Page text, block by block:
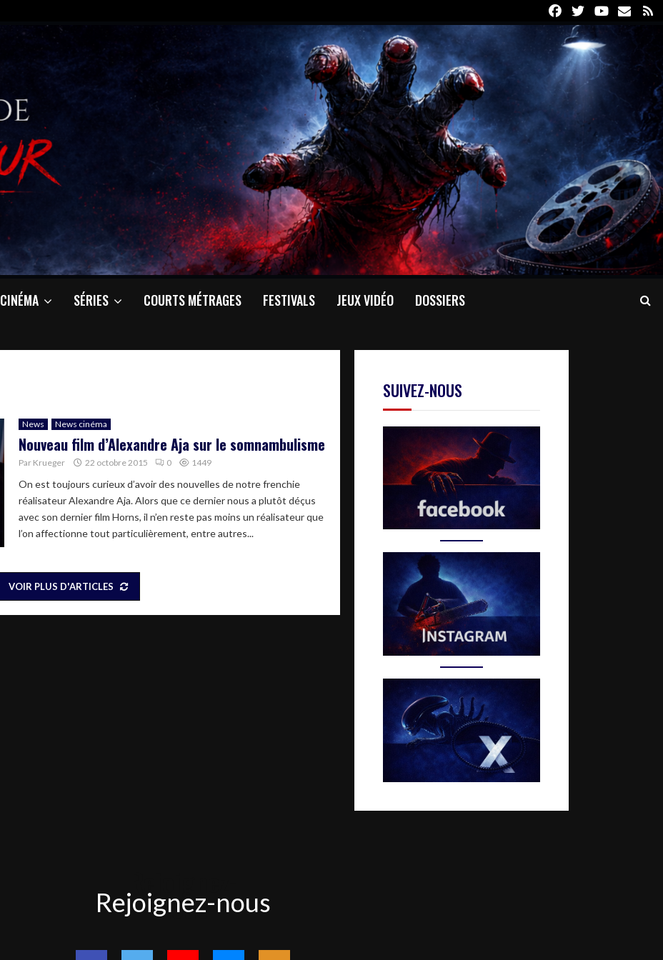
FacebookTwitterYoutube
Email
CINÉMA SÉRIES COURTS MÉTRAGES FESTIVALS JEUX VIDÉO DOSSIERS
News News cinéma
Nouveau film d’Alexandre Aja sur le somnambulisme
Par Krueger 22 octobre 2015 0 1449
On est toujours curieux d’avoir des nouvelles de notre frenchie
réalisateur Alexandre Aja. Alors que ce dernier nous a plutôt déçus
avec son dernier film Horns, il n’en reste pas moins un réalisateur que
l’on affectionne tout particulièrement, entre autres...
VOIR PLUS D'ARTICLES
SUIVEZ-NOUS
nous
Rejoignez-nous